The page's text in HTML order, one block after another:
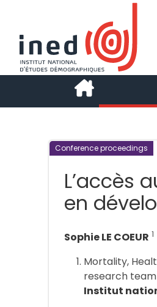
Conference proceedings
L’accès
en
Sophie LE COEUR 1
Mortality,
research
Institut